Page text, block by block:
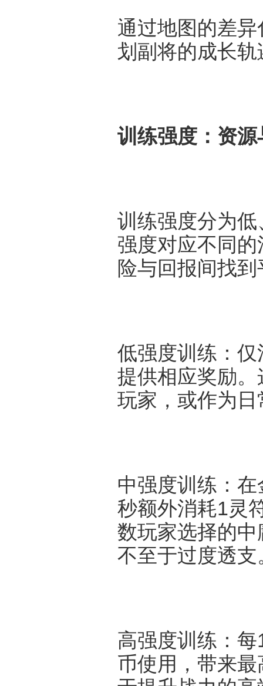
通过地图的差
划副将的成长
训练强度：资
训练强度分为
强度对应不同
险与回报间找
低强度训练：
提供相应奖励
玩家，或作为
中强度训练：
秒额外消耗1灵
数玩家选择的
不至于过度透支
高强度训练：
币使用，带来